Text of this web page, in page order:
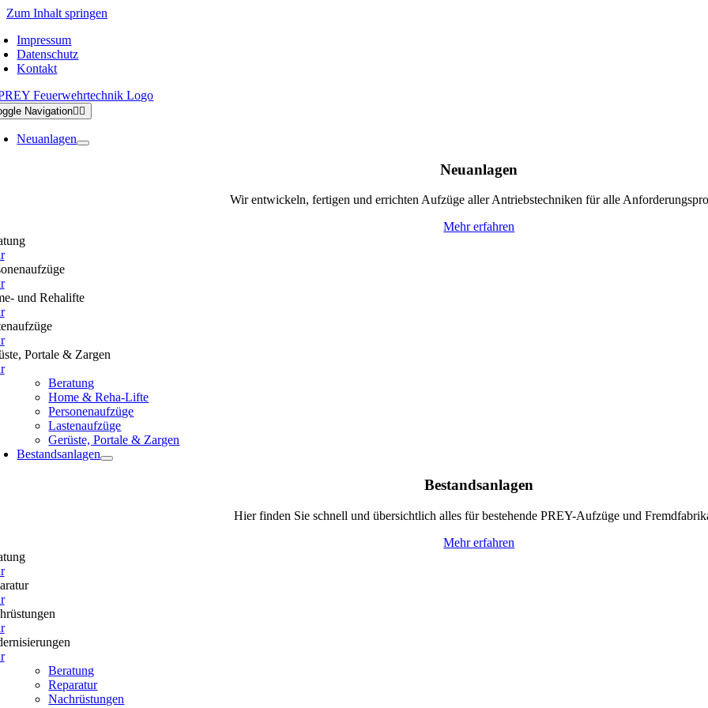
Zum Inhalt springen
Impressum
Datenschutz
Kontakt
Navigation
Neuanlagen
Neuanlagen
Wir entwickeln, fertigen und errichten Aufzüge aller Antriebstechniken für alle
Mehr erfahren
und Rehalifte
Portale & Zargen
Beratung
Home & Reha-Lifte
Personenaufzüge
Lastenaufzüge
Gerüste, Portale & Zargen
Bestandsanlagen
Bestandsanlagen
Hier finden Sie schnell und übersichtlich alles für bestehende PREY-Aufzüge und
Mehr erfahren
Beratung
Reparatur
Nachrüstungen